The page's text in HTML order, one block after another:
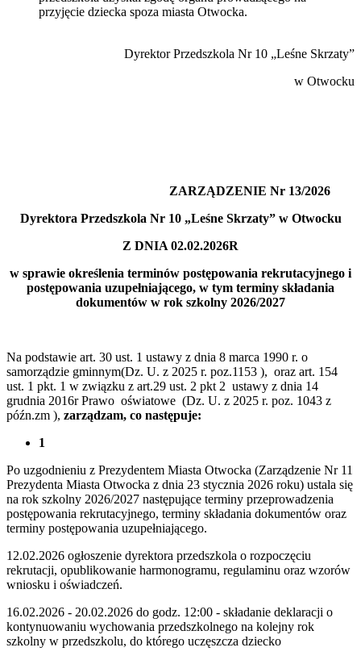
przyjęcie dziecka spoza miasta Otwocka.
Dyrektor Przedszkola Nr 10 „Leśne Skrzaty”
w Otwocku
ZARZĄDZENIE Nr 13/2026
Dyrektora Przedszkola Nr 10 „Leśne Skrzaty” w Otwocku
Z DNIA 02.02.2026R
w sprawie określenia terminów postępowania rekrutacyjnego i
postępowania uzupełniającego, w tym terminy składania
dokumentów w rok szkolny 2026/2027
Na podstawie art. 30 ust. 1 ustawy z dnia 8 marca 1990 r. o
samorządzie gminnym(Dz. U. z 2025 r. poz.1153 ), oraz art. 154
ust. 1 pkt. 1 w związku z art.29 ust. 2 pkt 2 ustawy z dnia 14
grudnia 2016r Prawo oświatowe (Dz. U. z 2025 r. poz. 1043 z
późn.zm ), zarządzam, co następuje:
1
Po uzgodnieniu z Prezydentem Miasta Otwocka (Zarządzenie Nr 11
Prezydenta Miasta Otwocka z dnia 23 stycznia 2026 roku) ustala się
na rok szkolny 2026/2027 następujące terminy przeprowadzenia
postępowania rekrutacyjnego, terminy składania dokumentów oraz
terminy postępowania uzupełniającego.
12.02.2026 ogłoszenie dyrektora przedszkola o rozpoczęciu
rekrutacji, opublikowanie harmonogramu, regulaminu oraz wzorów
wniosku i oświadczeń.
16.02.2026 - 20.02.2026 do godz. 12:00 - składanie deklaracji o
kontynuowaniu wychowania przedszkolnego na kolejny rok
szkolny w przedszkolu, do którego uczęszcza dziecko